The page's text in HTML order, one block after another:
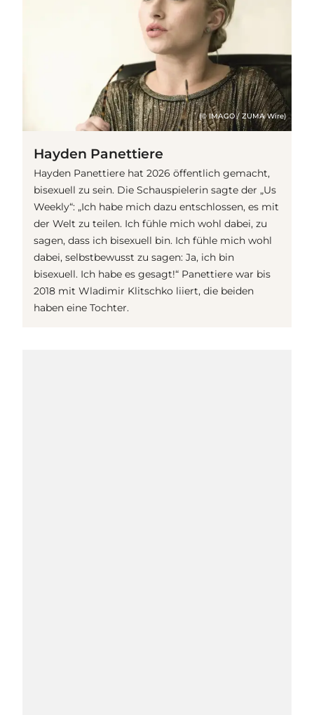
(© IMAGO / ZUMA Wire)
Hayden Panettiere
Hayden Panettiere hat 2026 öffentlich gemacht,
bisexuell zu sein. Die Schauspielerin sagte der „Us
Weekly“: „Ich habe mich dazu entschlossen, es mit
der Welt zu teilen. Ich fühle mich wohl dabei, zu
sagen, dass ich bisexuell bin. Ich fühle mich wohl
dabei, selbstbewusst zu sagen: Ja, ich bin
bisexuell. Ich habe es gesagt!“ Panettiere war bis
2018 mit Wladimir Klitschko liiert, die beiden
haben eine Tochter.